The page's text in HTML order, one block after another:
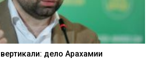
дело Арахамии